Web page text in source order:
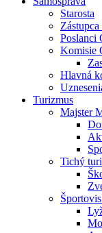
Starosta
Zástupca
Poslanci
Komisie
Hlavná
Turizmus
Majster
Tichý